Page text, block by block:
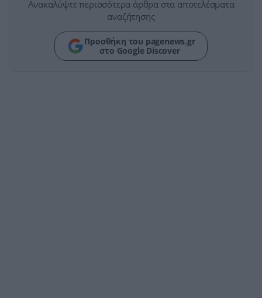
Ανακαλύψτε περισσότερα άρθρα στα αποτελέσματα
αναζήτησης
Προσθήκη του pagenews.gr
στο Google Discover